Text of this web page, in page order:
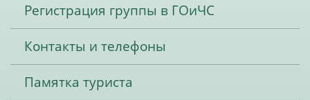
Регистрация группы в ГОиЧС
Контакты и телефоны
Памятка туриста